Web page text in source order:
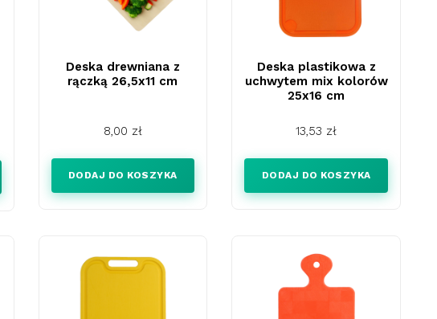
Deska drewniana z
rączką 26,5x11 cm
Cena
8,00 zł
DODAJ DO KOSZYKA
Deska plastikowa z
uchwytem mix kolorów
25x16 cm
Cena
13,53 zł
DODAJ DO KOSZYKA